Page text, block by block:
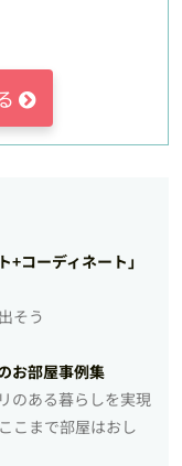
コーディネート」
そう
お部屋事例集
のある暮らしを実現
こまで部屋はおし